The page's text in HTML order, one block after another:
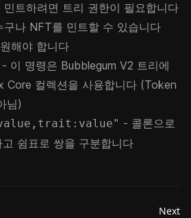
트하려면 트리 권한이 필요합니다
구나 NFT를 민트할 수 있습니다
해야 합니다
- 이 명령은 Bubblegum V2 트리에
Core 컬렉션을 사용합니다 (Token
님)
- 콜론으로
쉼표로 쌍을 구분합니다
Next